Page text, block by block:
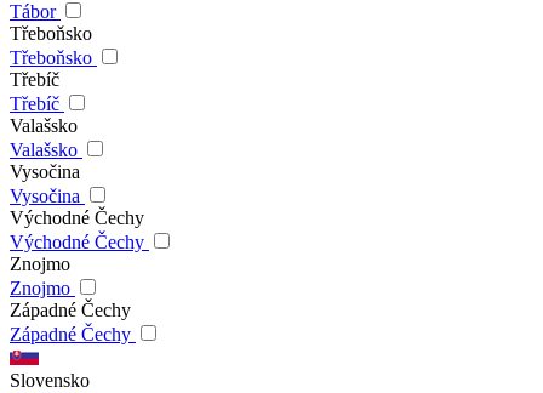
Tábor
Třeboňsko
Třeboňsko
Třebíč
Třebíč
Valašsko
Valašsko
Vysočina
Vysočina
Východné Čechy
Východné Čechy
Znojmo
Znojmo
Západné Čechy
Západné Čechy
Slovensko